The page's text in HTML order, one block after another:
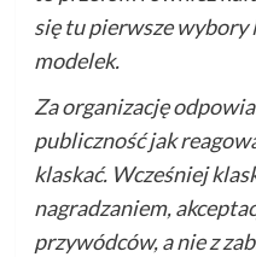
się tu pierwsze wybory
modelek.
Za organizację
publiczność jak
klaskać. Wcześniej
nagradzaniem,
przywódców, a nie z